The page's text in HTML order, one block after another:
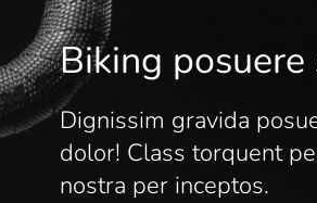
Biking
Dignissim gravida
dolor! Class torquent
nostra per inceptos.